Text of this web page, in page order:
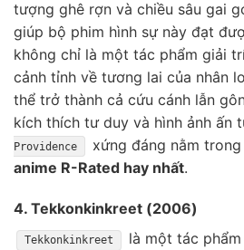
tượng ghê rợn và chiều sâu gai
giúp bộ phim hình sự này đạt
không chỉ là một tác phẩm giải
cảnh tỉnh về tương lai của nhân
thể trở thành cả cứu cánh lẫn
kích thích tư duy và hình ảnh ấn
Providence
xứng đáng nằm
anime R-Rated hay nhất.
4. Tekkonkinkreet (2006)
Tekkonkinkreet
là một tác